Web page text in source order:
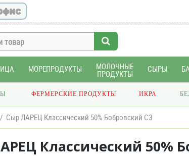
МОРЕПРОДУКТЫ МОЛОЧНЫЕ
ПРОДУКТЫ
СЫРЫ
ФЕРМЕРСКИЕ ПРОДУКТЫ ИКРА
Сыр ЛАРЕЦ Классический 50% Бобровский СЗ
Классический 50%